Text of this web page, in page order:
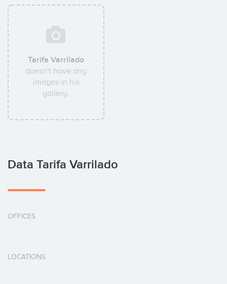
Tarifa Varrilado
doesn't have any
images in his
gallery.
Data Tarifa Varrilado
OFFICES
LOCATIONS